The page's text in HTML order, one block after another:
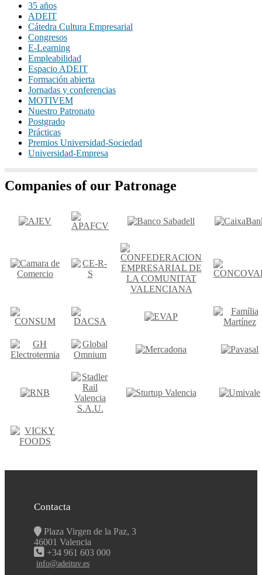
35 años
ADEIT
Cátedra Cultura Empresarial
Congresos
E-Learning
Empleabilidad
Espacio ADEIT
Formación abierta
Jornadas y conferencias
MOTIVEM
Nuestro Patronato
Postgrado
Prácticas
Premios Universidad-Sociedad
Universidad-Empresa
Companies of our Patronage
Contacta
Plaza Virgen de la Paz, 3
46001 Valencia
+34 961 603 000
info@adeituv.es